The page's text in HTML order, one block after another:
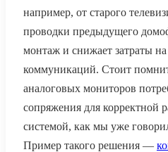
например, от старого
проводки предыдущего
монтаж и снижает затраты
коммуникаций. Стоит
аналоговых мониторов
сопряжения для корректной
системой, как мы уже
Пример такого решения —